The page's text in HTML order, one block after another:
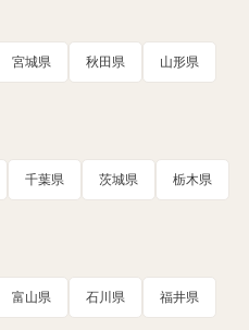
宮城県 秋田県 山形県
千葉県 茨城県 栃木県
富山県 石川県 福井県